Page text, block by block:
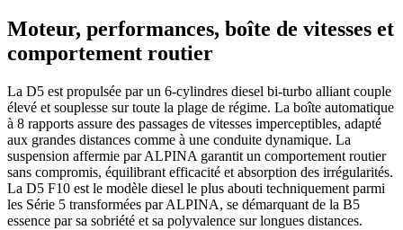
Moteur, performances, boîte de vitesses et
comportement routier
La D5 est propulsée par un 6-cylindres diesel bi-turbo alliant couple
élevé et souplesse sur toute la plage de régime. La boîte automatique
à 8 rapports assure des passages de vitesses imperceptibles, adapté
aux grandes distances comme à une conduite dynamique. La
suspension affermie par ALPINA garantit un comportement routier
sans compromis, équilibrant efficacité et absorption des irrégularités.
La D5 F10 est le modèle diesel le plus abouti techniquement parmi
les Série 5 transformées par ALPINA, se démarquant de la B5
essence par sa sobriété et sa polyvalence sur longues distances.